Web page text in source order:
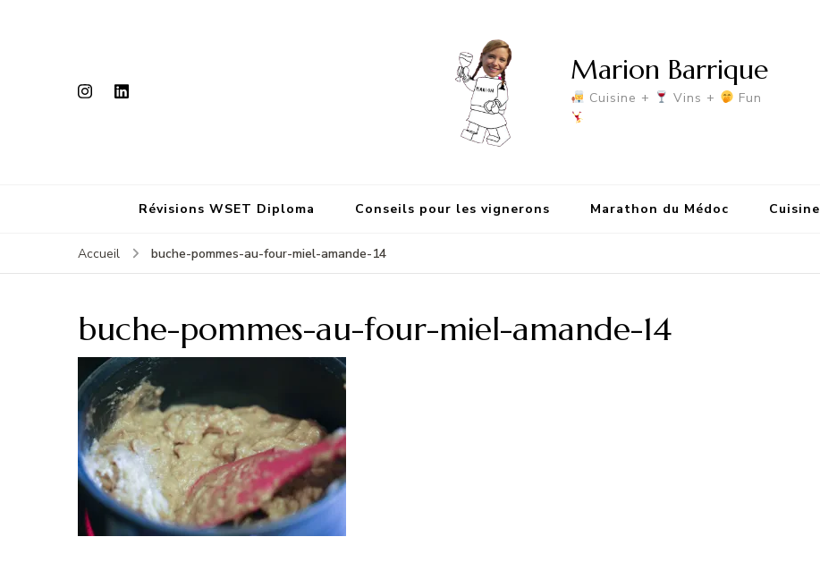
Marion Barrique
Cuisine + Vins + Fun
Révisions WSET Diploma Conseils pour les vignerons Marathon du Médoc Cuisine
Accueil buche-pommes-au-four-miel-amande-14
buche-pommes-au-four-miel-amande-14